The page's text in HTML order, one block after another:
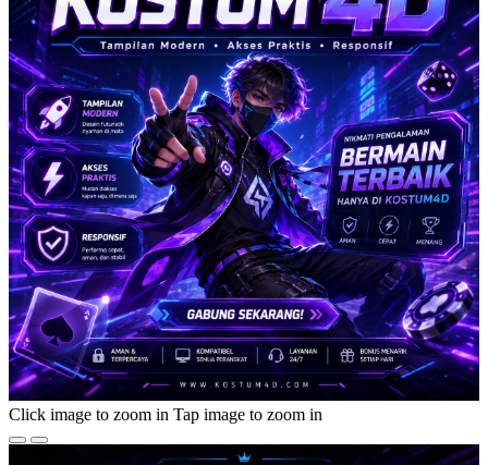
Click image to zoom in Tap image to zoom in